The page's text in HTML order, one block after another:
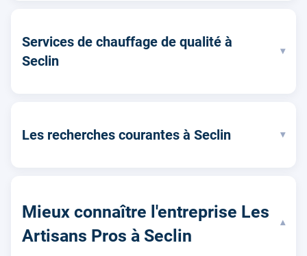
Services de chauffage de qualité à
Seclin
▾
Les recherches courantes à Seclin ▾
Mieux connaître l'entreprise Les
Artisans Pros à Seclin
▾